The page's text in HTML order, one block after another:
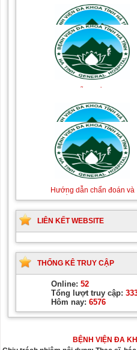
Hướng dẫn chẩn đoán và
xử trí Hồi sức tích cực
Tài liệu Hướng dẫn
phòng ngừa nhiễm
khuẩn vết mổ
Hướng dẫn chẩn đoán và
xương khớp
Hướng dẫn quy trình kỹ
thuật Chuyên khoa Phẫu
thuật Tiết niệu
LIÊN KẾT WEBSITE
THỐNG KÊ TRUY CẬP
Online: 52
Tổng lượt truy cập:
Hôm nay: 6576
BỆNH VIỆN ĐA